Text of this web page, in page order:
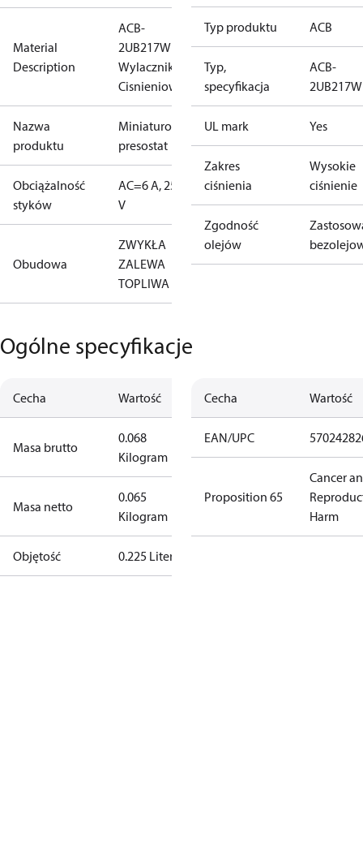
Material
Description
ACB-
2UB217W
Wylacznik
Cisnieniowy
Nazwa
produktu
Miniaturowy
presostat
Obciążalność
styków
AC=6 A, 250
V
Obudowa
ZWYKŁA
ZALEWA
TOPLIWA
Typ produktu ACB
Typ,
specyfikacja
ACB-
2UB217W
UL mark Yes
Zakres
ciśnienia
Wysokie
ciśnienie
Zgodność
olejów
Ogólne specyfikacje
Cecha Wartość
Masa brutto
0.068
Kilogram
Masa netto
0.065
Kilogram
Objętość 0.225 Liter
Cecha Wartość
EAN/UPC
Proposition 65
Cancer
Harm